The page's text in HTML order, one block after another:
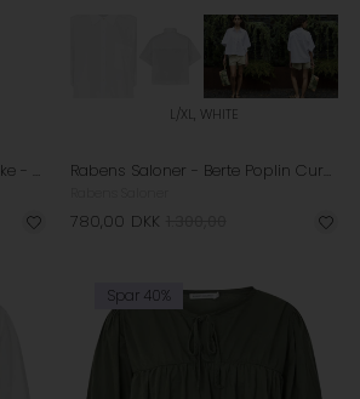
Rabens Saloner - Hareem Jakke - Powder Check
L/XL, WHITE
Rabens Saloner - Berte Poplin Curved Hem Skjorte - White
780,00 DKK
Spar 40%